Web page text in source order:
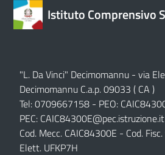
Istituto Comprensivo
"L. Da Vinci" Decimomannu - via
Decimomannu C.a.p. 09033 ( CA )
Tel: 0709667158 - PEO:
PEC: CAIC84300E@pec.istruzione.it
Cod. Mecc. CAIC84300E - Cod.
Elett. UFKP7H